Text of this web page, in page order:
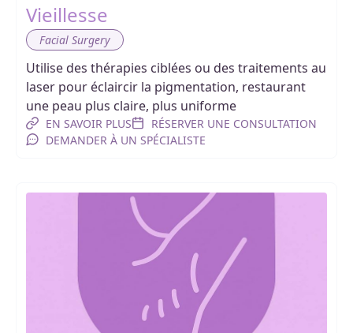
Vieillesse
Facial Surgery
Utilise des thérapies ciblées ou des traitements au
laser pour éclaircir la pigmentation, restaurant
une peau plus claire, plus uniforme
EN SAVOIR PLUS
RÉSERVER UNE CONSULTATION
DEMANDER À UN SPÉCIALISTE